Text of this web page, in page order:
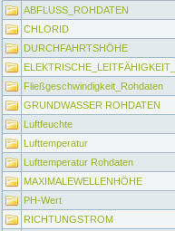
ABFLUSS_ROHDATEN
CHLORID
DURCHFAHRTSHÖHE
Fließgeschwindigkeit_Rohdaten
GRUNDWASSER ROHDATEN
Luftfeuchte
Lufttemperatur
Lufttemperatur Rohdaten
MAXIMALEWELLENHÖHE
PH-Wert
RICHTUNGSTROM